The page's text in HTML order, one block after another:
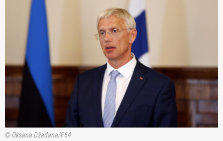
© Oksana Džadana/F64